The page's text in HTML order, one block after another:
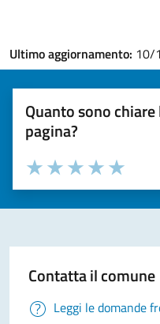
Ultimo aggiornamento: 10/
Quanto sono
pagina?
Valuta la chiarezza delle
Seleziona il numero di
Valuta 5
Valuta 4
Valuta 3 stelle
Valuta 2 stelle su 5
Valuta 1 stelle su 5
Contatta il comune
Leggi le domande